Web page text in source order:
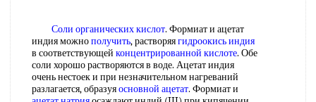
Соли органических кислот. Формиат и ацетат
индия можнополучить, растворяягидроокись индия
в соответствующей концентрированной кислоте. Обе
соли хорошо растворяются в воде. Ацетат индия
очень нестоек и при незначительном нагреваний
разлагается, образуяосновной ацетат. Формиат и